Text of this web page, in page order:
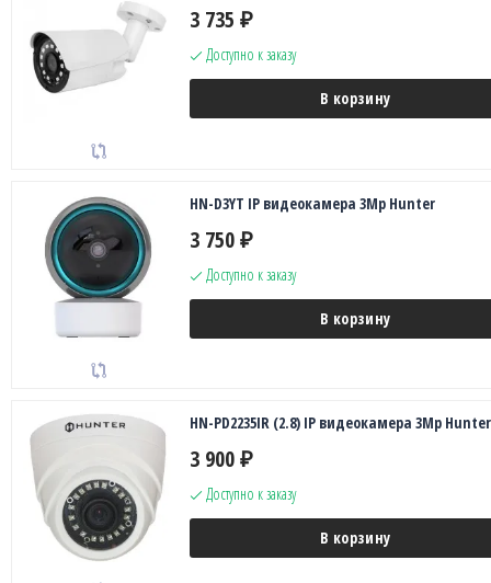
3 735 ₽
Доступно к заказу
В корзину
HN-D3YT IP видеокамера 3Mp Hunter
3 750 ₽
Доступно к заказу
В корзину
HN-PD2235IR (2.8) IP видеокамера 3Mp Hunter
3 900 ₽
Доступно к заказу
В корзину